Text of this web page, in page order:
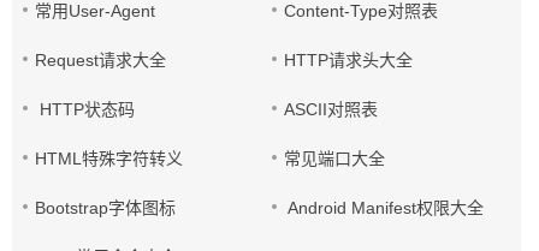
常用User-Agent Content-Type对照表
Request请求大全 HTTP请求头大全
HTTP状态码 ASCII对照表
HTML特殊字符转义 常见端口大全
Bootstrap字体图标 Android Manifest权限大全